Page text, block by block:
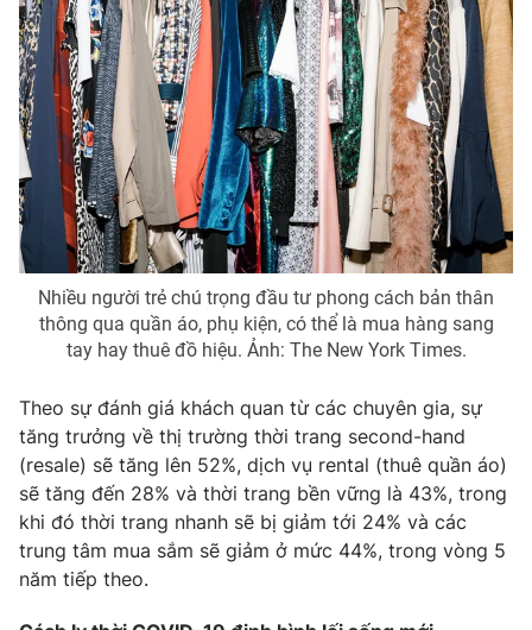
Nhiều người trẻ chú trọng đầu tư phong cách bản thân
thông qua quần áo, phụ kiện, có thể là mua hàng sang
tay hay thuê đồ hiệu. Ảnh: The New York Times.
Theo sự đánh giá khách quan từ các chuyên gia, sự
tăng trưởng về thị trường thời trang second-hand
(resale) sẽ tăng lên 52%, dịch vụ rental (thuê quần áo)
sẽ tăng đến 28% và thời trang bền vững là 43%, trong
khi đó thời trang nhanh sẽ bị giảm tới 24% và các
trung tâm mua sắm sẽ giảm ở mức 44%, trong vòng 5
năm tiếp theo.